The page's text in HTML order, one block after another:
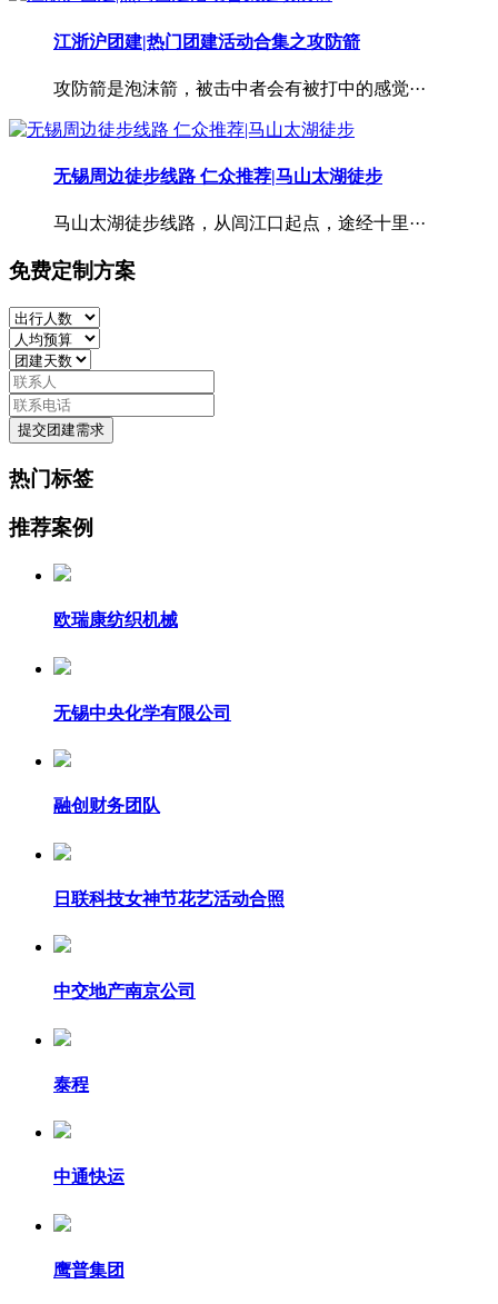
江浙沪团建|热门团建活动合集之攻防箭
攻防箭是泡沫箭，被击中者会有被打中的感觉···
无锡周边徒步线路 仁众推荐|马山太湖徒步
马山太湖徒步线路，从闾江口起点，途经十里···
免费定制方案
提交团建需求
热门标签
推荐案例
欧瑞康纺织机械
无锡中央化学有限公司
融创财务团队
日联科技女神节花艺活动合照
中交地产南京公司
泰程
中通快运
鹰普集团